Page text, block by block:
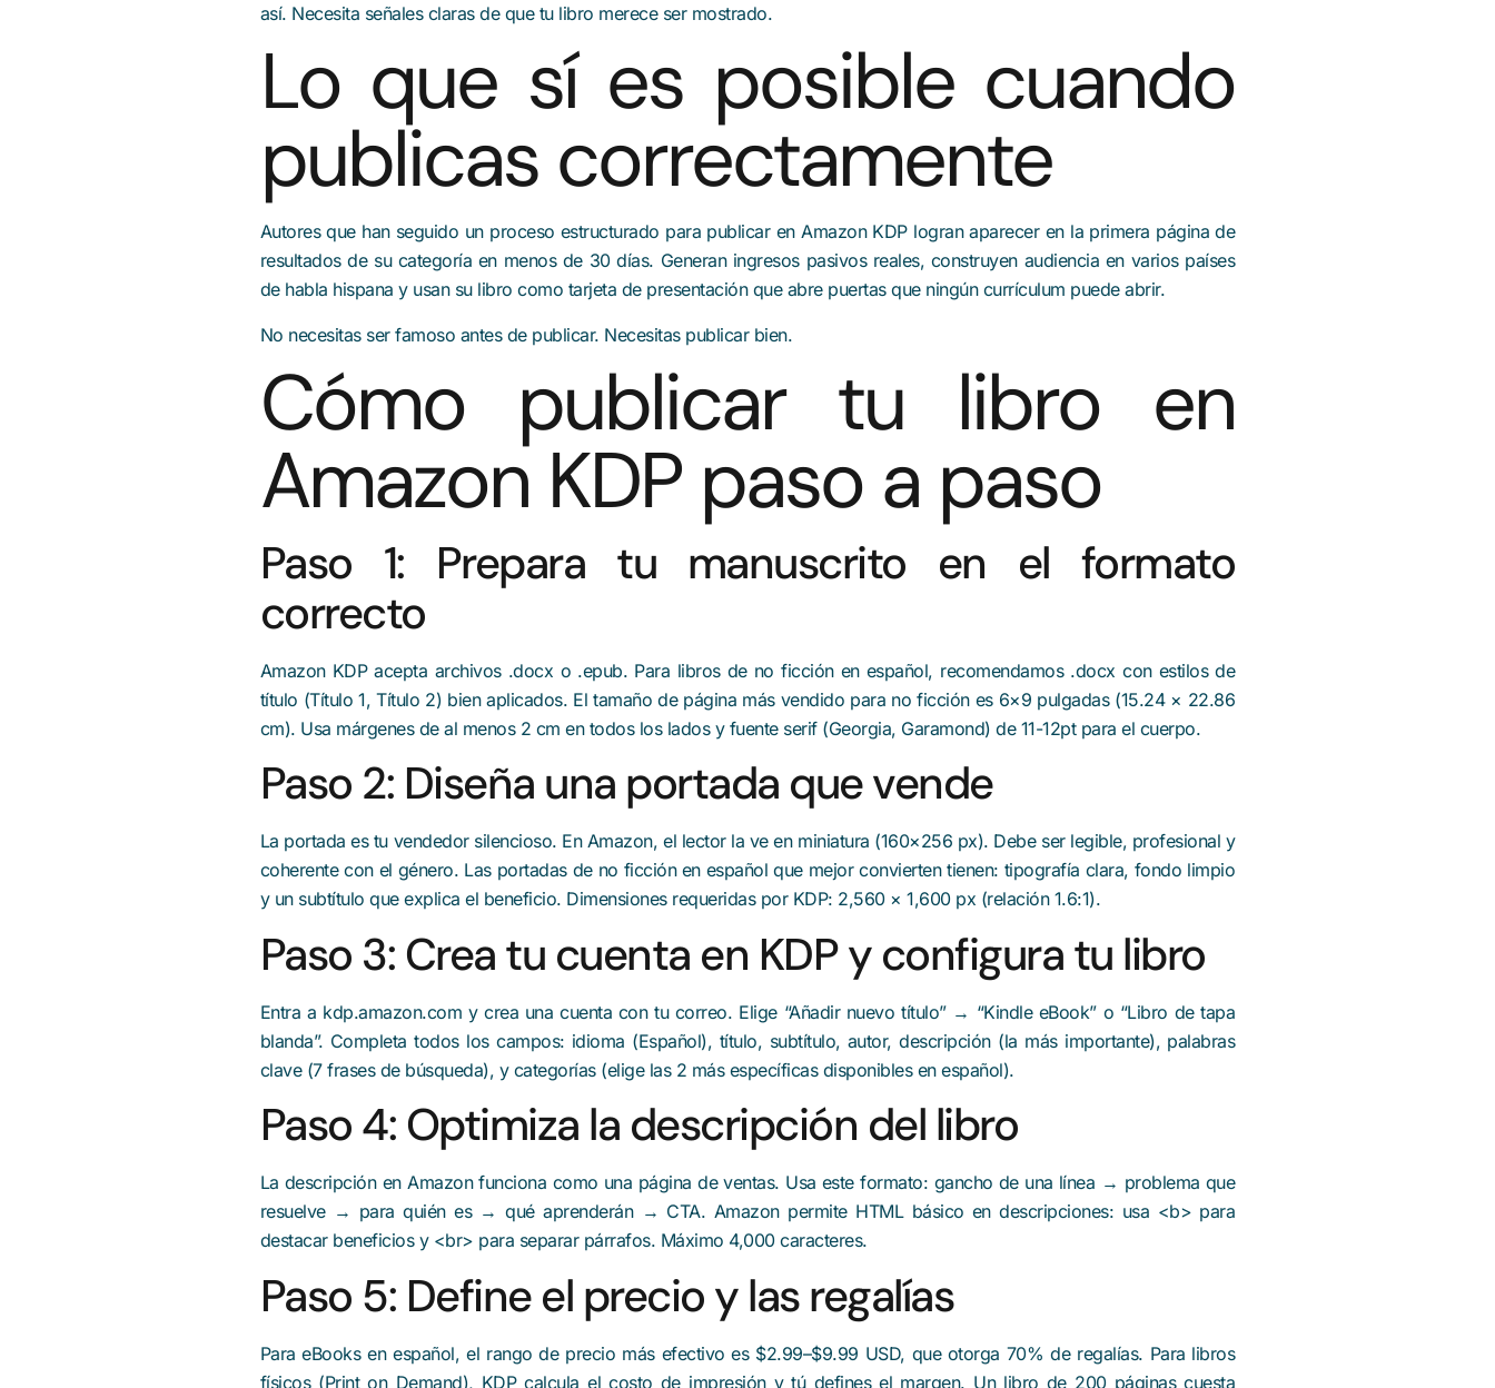
así. Necesita señales claras de que tu libro merece ser mostrado.
Lo que sí es posible cuando
publicas correctamente
Autores que han seguido un proceso estructurado para publicar en Amazon KDP logran aparecer en la primera página de
resultados de su categoría en menos de 30 días. Generan ingresos pasivos reales, construyen audiencia en varios países
de habla hispana y usan su libro como tarjeta de presentación que abre puertas que ningún currículum puede abrir.
No necesitas ser famoso antes de publicar. Necesitas publicar bien.
Cómo publicar tu libro en
Amazon KDP paso a paso
Paso 1: Prepara tu manuscrito en el formato
correcto
Amazon KDP acepta archivos .docx o .epub. Para libros de no ficción en español, recomendamos .docx con estilos de
título (Título 1, Título 2) bien aplicados. El tamaño de página más vendido para no ficción es 6×9 pulgadas (15.24 × 22.86
cm). Usa márgenes de al menos 2 cm en todos los lados y fuente serif (Georgia, Garamond) de 11-12pt para el cuerpo.
Paso 2: Diseña una portada que vende
La portada es tu vendedor silencioso. En Amazon, el lector la ve en miniatura (160×256 px). Debe ser legible, profesional y
coherente con el género. Las portadas de no ficción en español que mejor convierten tienen: tipografía clara, fondo limpio
y un subtítulo que explica el beneficio. Dimensiones requeridas por KDP: 2,560 × 1,600 px (relación 1.6:1).
Paso 3: Crea tu cuenta en KDP y configura tu libro
Entra a kdp.amazon.com y crea una cuenta con tu correo. Elige “Añadir nuevo título” → “Kindle eBook” o “Libro de tapa
blanda”. Completa todos los campos: idioma (Español), título, subtítulo, autor, descripción (la más importante), palabras
clave (7 frases de búsqueda), y categorías (elige las 2 más específicas disponibles en español).
Paso 4: Optimiza la descripción del libro
La descripción en Amazon funciona como una página de ventas. Usa este formato: gancho de una línea → problema que
resuelve → para quién es → qué aprenderán → CTA. Amazon permite HTML básico en descripciones: usa <b> para
destacar beneficios y <br> para separar párrafos. Máximo 4,000 caracteres.
Paso 5: Define el precio y las regalías
Para eBooks en español, el rango de precio más efectivo es $2.99–$9.99 USD, que otorga 70% de regalías. Para libros
físicos (Print on Demand), KDP calcula el costo de impresión y tú defines el margen. Un libro de 200 páginas cuesta